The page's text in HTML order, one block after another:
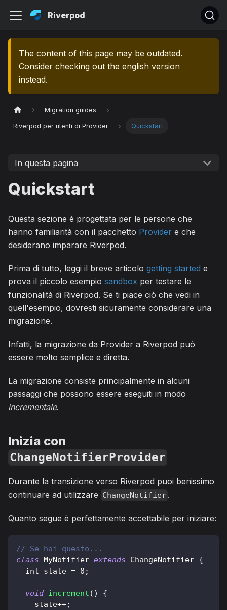
Riverpod
The content of this page may be outdated.
Consider checking out the english version
instead.
Migration guides
Riverpod per utenti di Provider Quickstart
In questa pagina
Quickstart
Questa sezione è progettata per le persone che
hanno familiarità con il pacchetto Provider e che
desiderano imparare Riverpod.
Prima di tutto, leggi il breve articolo getting started e
prova il piccolo esempio sandbox per testare le
funzionalità di Riverpod. Se ti piace ciò che vedi in
quell'esempio, dovresti sicuramente considerare una
migrazione.
Infatti, la migrazione da Provider a Riverpod può
essere molto semplice e diretta.
La migrazione consiste principalmente in alcuni
passaggi che possono essere eseguiti in modo
incrementale.
Inizia con
ChangeNotifierProvider
Durante la transizione verso Riverpod puoi benissimo
continuare ad utilizzare ChangeNotifier .
Quanto segue è perfettamente accettabile per iniziare:
// Se hai questo...
class MyNotifier extends ChangeNotifier {
  int state
= 0 ;
void increment ( )
{
    state
++;